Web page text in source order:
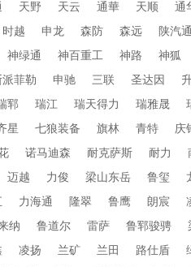
天野 天云 通華 天顺 通
时越 申龙 森防 森远 陕汽
神绿通 神百重工 神路 神狐
派菲勒 申驰 三联 圣达因
郓 瑞江 瑞天得力 瑞雅晟
星 七狼装备 旗林 青特 庆
诺马迪森 耐克萨斯 耐力
迈越 力俊 梁山东岳 鲁玺
力海通 隆翠 鲁鹰 朗宸
纳 鲁道尔 雷萨 鲁郓骏骋
凌扬 兰矿 兰田 路仕盾